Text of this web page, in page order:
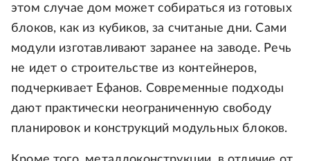
этом случае дом может собираться из готовых
блоков, как из кубиков, за считаные дни. Сами
модули изготавливают заранее на заводе. Речь
не идет о строительстве из контейнеров,
подчеркивает Ефанов. Современные подходы
дают практически неограниченную свободу
планировок и конструкций модульных блоков.